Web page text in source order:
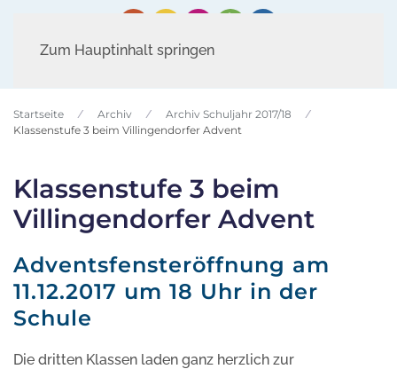
Zum Hauptinhalt springen
Startseite Archiv
Archiv Schuljahr 2017/18
Klassenstufe 3 beim Villingendorfer Advent
Klassenstufe 3 beim
Villingendorfer Advent
Adventsfensteröffnung am
11.12.2017 um 18 Uhr in der
Schule
Die dritten Klassen laden ganz herzlich zur